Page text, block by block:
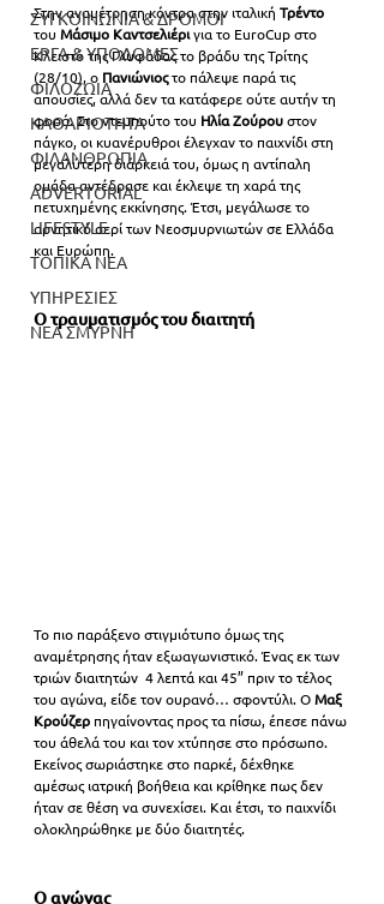
ΣΥΓΚΟΙΝΩΝΙΑ & ΔΡΟΜΟΙ
ΕΡΓΑ & ΥΠΟΔΟΜΕΣ
ΦΙΛΟΖΩΙΑ
ΚΑΘΑΡΙΟΤΗΤΑ
ΦΙΛΑΝΘΡΩΠΙΑ
ADVERTORIAL
LIFESTYLE
ΤΟΠΙΚΑ ΝΕΑ
ΥΠΗΡΕΣΙΕΣ
ΝΕΑ ΣΜΥΡΝΗ
Στην αναμέτρηση κόντρα στην ιταλική Τρέντο
του Μάσιμο Καντσελιέρι για το EuroCup στο
Κλειστό της Γλυφάδας το βράδυ της Τρίτης
(28/10), ο Πανιώνιος το πάλεψε παρά τις
απουσίες, αλλά δεν τα κατάφερε ούτε αυτήν τη
φορά. Στο ντεμπούτο του Ηλία Ζούρου στον
πάγκο, οι κυανέρυθροι έλεγχαν το παιχνίδι στη
μεγαλύτερη διάρκειά του, όμως η αντίπαλη
ομάδα αντέδρασε και έκλεψε τη χαρά της
πετυχημένης εκκίνησης. Έτσι, μεγάλωσε το
αρνητικό σερί των Νεοσμυρνιωτών σε Ελλάδα
και Ευρώπη.
Ο τραυματισμός του διαιτητή
Το πιο παράξενο στιγμιότυπο όμως της
αναμέτρησης ήταν εξωαγωνιστικό. Ένας εκ των
τριών διαιτητών  4 λεπτά και 45” πριν το τέλος
του αγώνα, είδε τον ουρανό… σφοντύλι. Ο Μαξ
Κρούζερ πηγαίνοντας προς τα πίσω, έπεσε πάνω
του άθελά του και τον χτύπησε στο πρόσωπο.
Εκείνος σωριάστηκε στο παρκέ, δέχθηκε
αμέσως ιατρική βοήθεια και κρίθηκε πως δεν
ήταν σε θέση να συνεχίσει. Και έτσι, το παιχνίδι
ολοκληρώθηκε με δύο διαιτητές.
Ο αγώνας